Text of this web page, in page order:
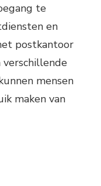
te
en
postkantoor
mensen
maken van